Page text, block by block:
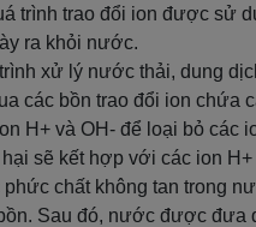
trình trao đổi ion được sử
ra khỏi nước.
xử lý nước thải, dung
các bồn trao đổi ion chứa
H+ và OH- để loại bỏ các
sẽ kết hợp với các ion H+
phức chất không tan trong
Sau đó, nước được đưa